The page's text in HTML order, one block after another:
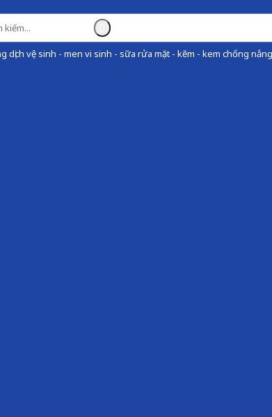
dịch vệ sinh - men vi sinh - sữa rửa mặt - kẽm - kem chống